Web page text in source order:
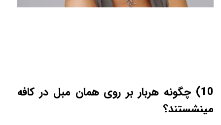
10) چگونه هربار بر روى همان مبل در كافه
مينشستند؟